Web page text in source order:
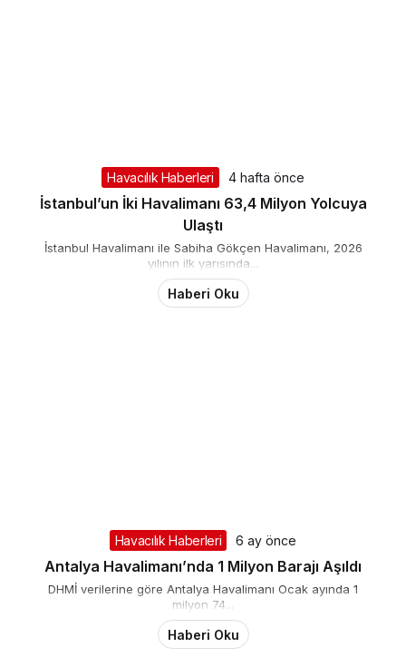
Havacılık Haberleri 4 hafta önce
İstanbul’un İki Havalimanı 63,4 Milyon Yolcuya
Ulaştı
İstanbul Havalimanı ile Sabiha Gökçen Havalimanı, 2026
yılının ilk yarısında...
Haberi Oku
Havacılık Haberleri 6 ay önce
Antalya Havalimanı’nda 1 Milyon Barajı Aşıldı
DHMİ verilerine göre Antalya Havalimanı Ocak ayında 1
milyon 74...
Haberi Oku